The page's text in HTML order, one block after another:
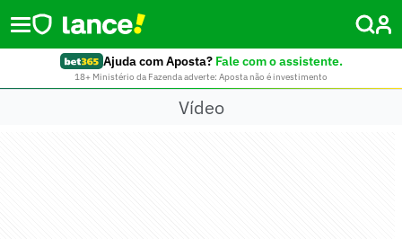
Ajuda com Aposta? Fale com o assistente.
18+ Ministério da Fazenda adverte: Aposta não é investimento
Vídeo